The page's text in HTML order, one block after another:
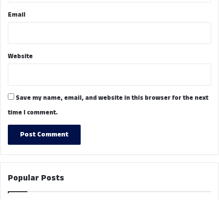
Email
Website
Save my name, email, and website in this browser for the next
time I comment.
Popular Posts